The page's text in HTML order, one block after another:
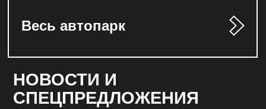
Весь автопарк
НОВОСТИ И
СПЕЦПРЕДЛОЖЕНИЯ